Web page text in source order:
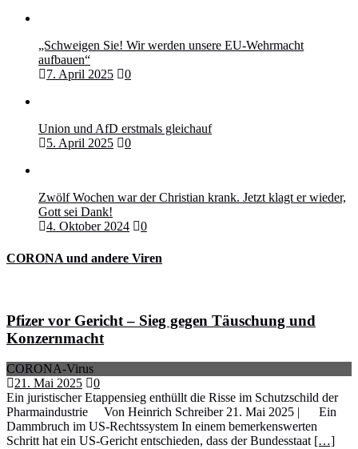
„Schweigen Sie! Wir werden unsere EU-Wehrmacht
aufbauen“
7. April 2025
0
Union und AfD erstmals gleichauf
5. April 2025
0
Zwölf Wochen war der Christian krank. Jetzt klagt er wieder,
Gott sei Dank!
4. Oktober 2024
0
CORONA und andere Viren
Pfizer vor Gericht – Sieg gegen Täuschung und
Konzernmacht
CORONA-Virus
21. Mai 2025
0
Ein juristischer Etappensieg enthüllt die Risse im Schutzschild der
Pharmaindustrie Von Heinrich Schreiber 21. Mai 2025 | Ein
Dammbruch im US-Rechtssystem In einem bemerkenswerten
Schritt hat ein US-Gericht entschieden, dass der Bundesstaat […]